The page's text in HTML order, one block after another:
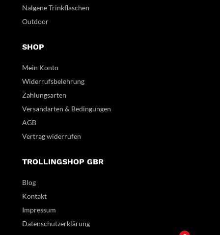
Nalgene Trinkflaschen
Outdoor
SHOP
Mein Konto
Widerrufsbelehrung
Zahlungsarten
Versandarten & Bedingungen
AGB
Vertrag widerrufen
TROLLINGSHOP GBR
Blog
Kontakt
Impressum
Datenschutzerklärung